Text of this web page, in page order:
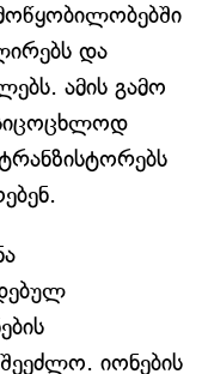
და
ამის გამო
იონების